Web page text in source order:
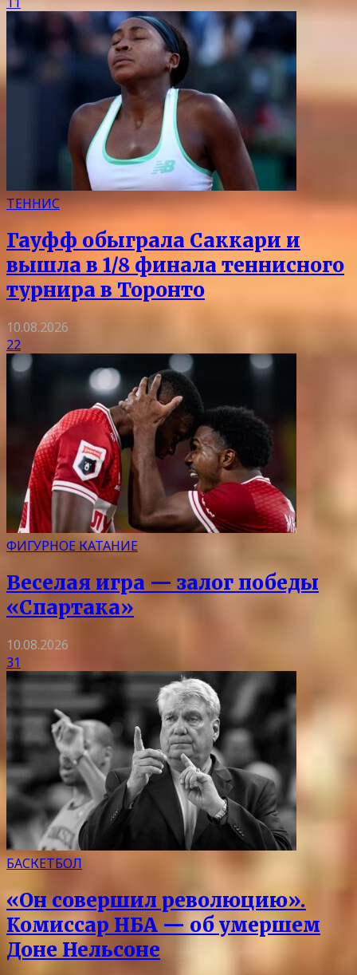
ТЕННИС
Гауфф обыграла Саккари и
вышла в 1/8 финала теннисного
турнира в Торонто
10.08.2026
22
ФИГУРНОЕ КАТАНИЕ
Веселая игра — залог победы
«Спартака»
10.08.2026
31
БАСКЕТБОЛ
«Он совершил революцию».
Комиссар НБА — об умершем
Доне Нельсоне